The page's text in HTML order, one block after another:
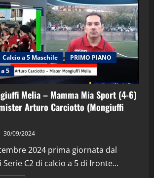
Calcio a 5 Maschile
PRIMO PIANO
5
Melia – Mamma Mia Sport (4-6)
Arturo Carciotto (Mongiuffi
30/09/2024
2024 prima giornata dal
C2 di calcio a 5 di fronte...
"SportEmpire" in Podcast Sport News
“SportEmpire” in Podcast: 29^ Puntata
(Martedi 28 Aprile 2026)
28/04/2026
“SportEmpire” in Podcast: 28^ Puntata
(Martedi 21 Aprile 2026)
21/04/2026